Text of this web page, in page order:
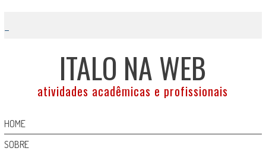
content
ITALO NA WEB
atividades acadêmicas e profissionais
HOME
SOBRE